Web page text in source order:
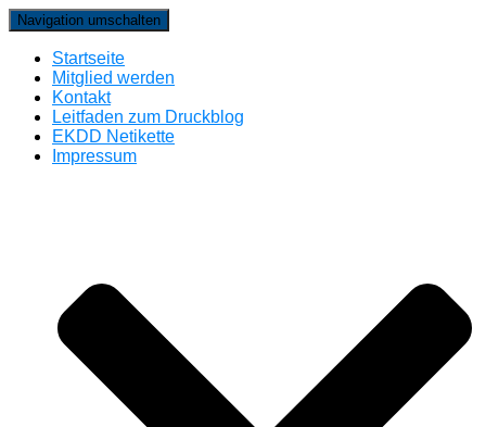
Navigation umschalten
Startseite
Mitglied werden
Kontakt
Leitfaden zum Druckblog
EKDD Netikette
Impressum